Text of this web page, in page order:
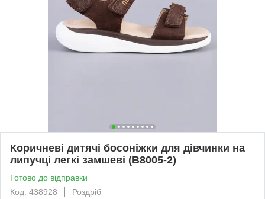
Коричневі дитячі босоніжки для дівчинки на
липучці легкі замшеві (B8005-2)
Готово до відправки
Код: 438928
Роздріб